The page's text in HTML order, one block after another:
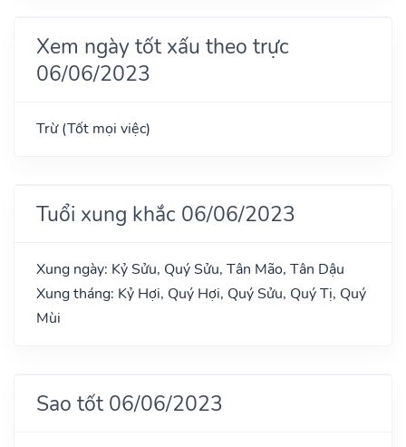
Xem ngày tốt xấu theo trực
06/06/2023
Trừ (Tốt mọi việc)
Tuổi xung khắc 06/06/2023
Xung ngày: Kỷ Sửu, Quý Sửu, Tân Mão, Tân Dậu
Xung tháng: Kỷ Hợi, Quý Hợi, Quý Sửu, Quý Tị, Quý
Mùi
Sao tốt 06/06/2023